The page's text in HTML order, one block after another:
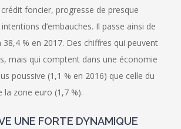
foncier, progresse de presque
d’embauches. Il passe ainsi de
38,4 % en 2017. Des chiffres qui peuvent
mais qui comptent dans une économie
poussive (1,1 % en 2016) que celle du
la zone euro (1,7 %).
UNE FORTE DYNAMIQUE